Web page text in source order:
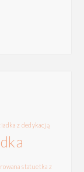
z dedykacją
statuetka z